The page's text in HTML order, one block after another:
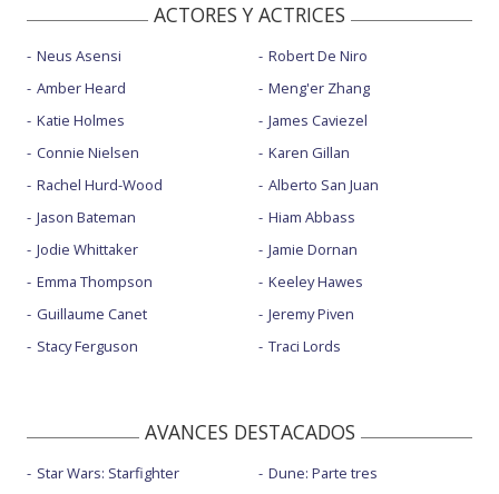
ACTORES Y ACTRICES
Neus Asensi
Amber Heard
Katie Holmes
Connie Nielsen
Rachel Hurd-Wood
Jason Bateman
Jodie Whittaker
Emma Thompson
Guillaume Canet
Stacy Ferguson
Robert De Niro
Meng'er Zhang
James Caviezel
Karen Gillan
Alberto San Juan
Hiam Abbass
Jamie Dornan
Keeley Hawes
Jeremy Piven
Traci Lords
AVANCES DESTACADOS
Star Wars: Starfighter
Dune: Parte tres